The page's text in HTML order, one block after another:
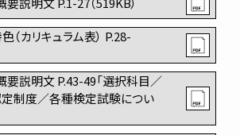
（カリキュラム表） P.28-
要説明文 P.43-49「選択科目／
制度／各種検定試験につい